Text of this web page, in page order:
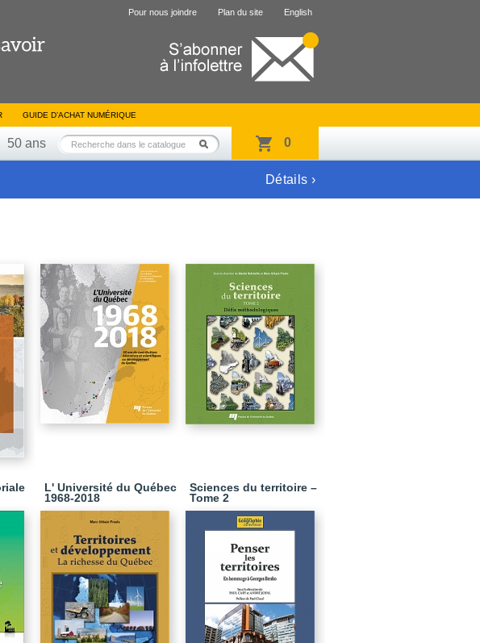
Pour nous joindre Plan du site English
GUIDE D’ACHAT NUMÉRIQUE
50 ans 0
Détails ›
L' Université du Québec
1968-2018
Sciences du territoire –
Tome 2